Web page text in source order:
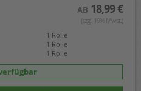
AB 18,99 €
(zzgl. 19% Mwst.)
1 Rolle
1 Rolle
1 Rolle